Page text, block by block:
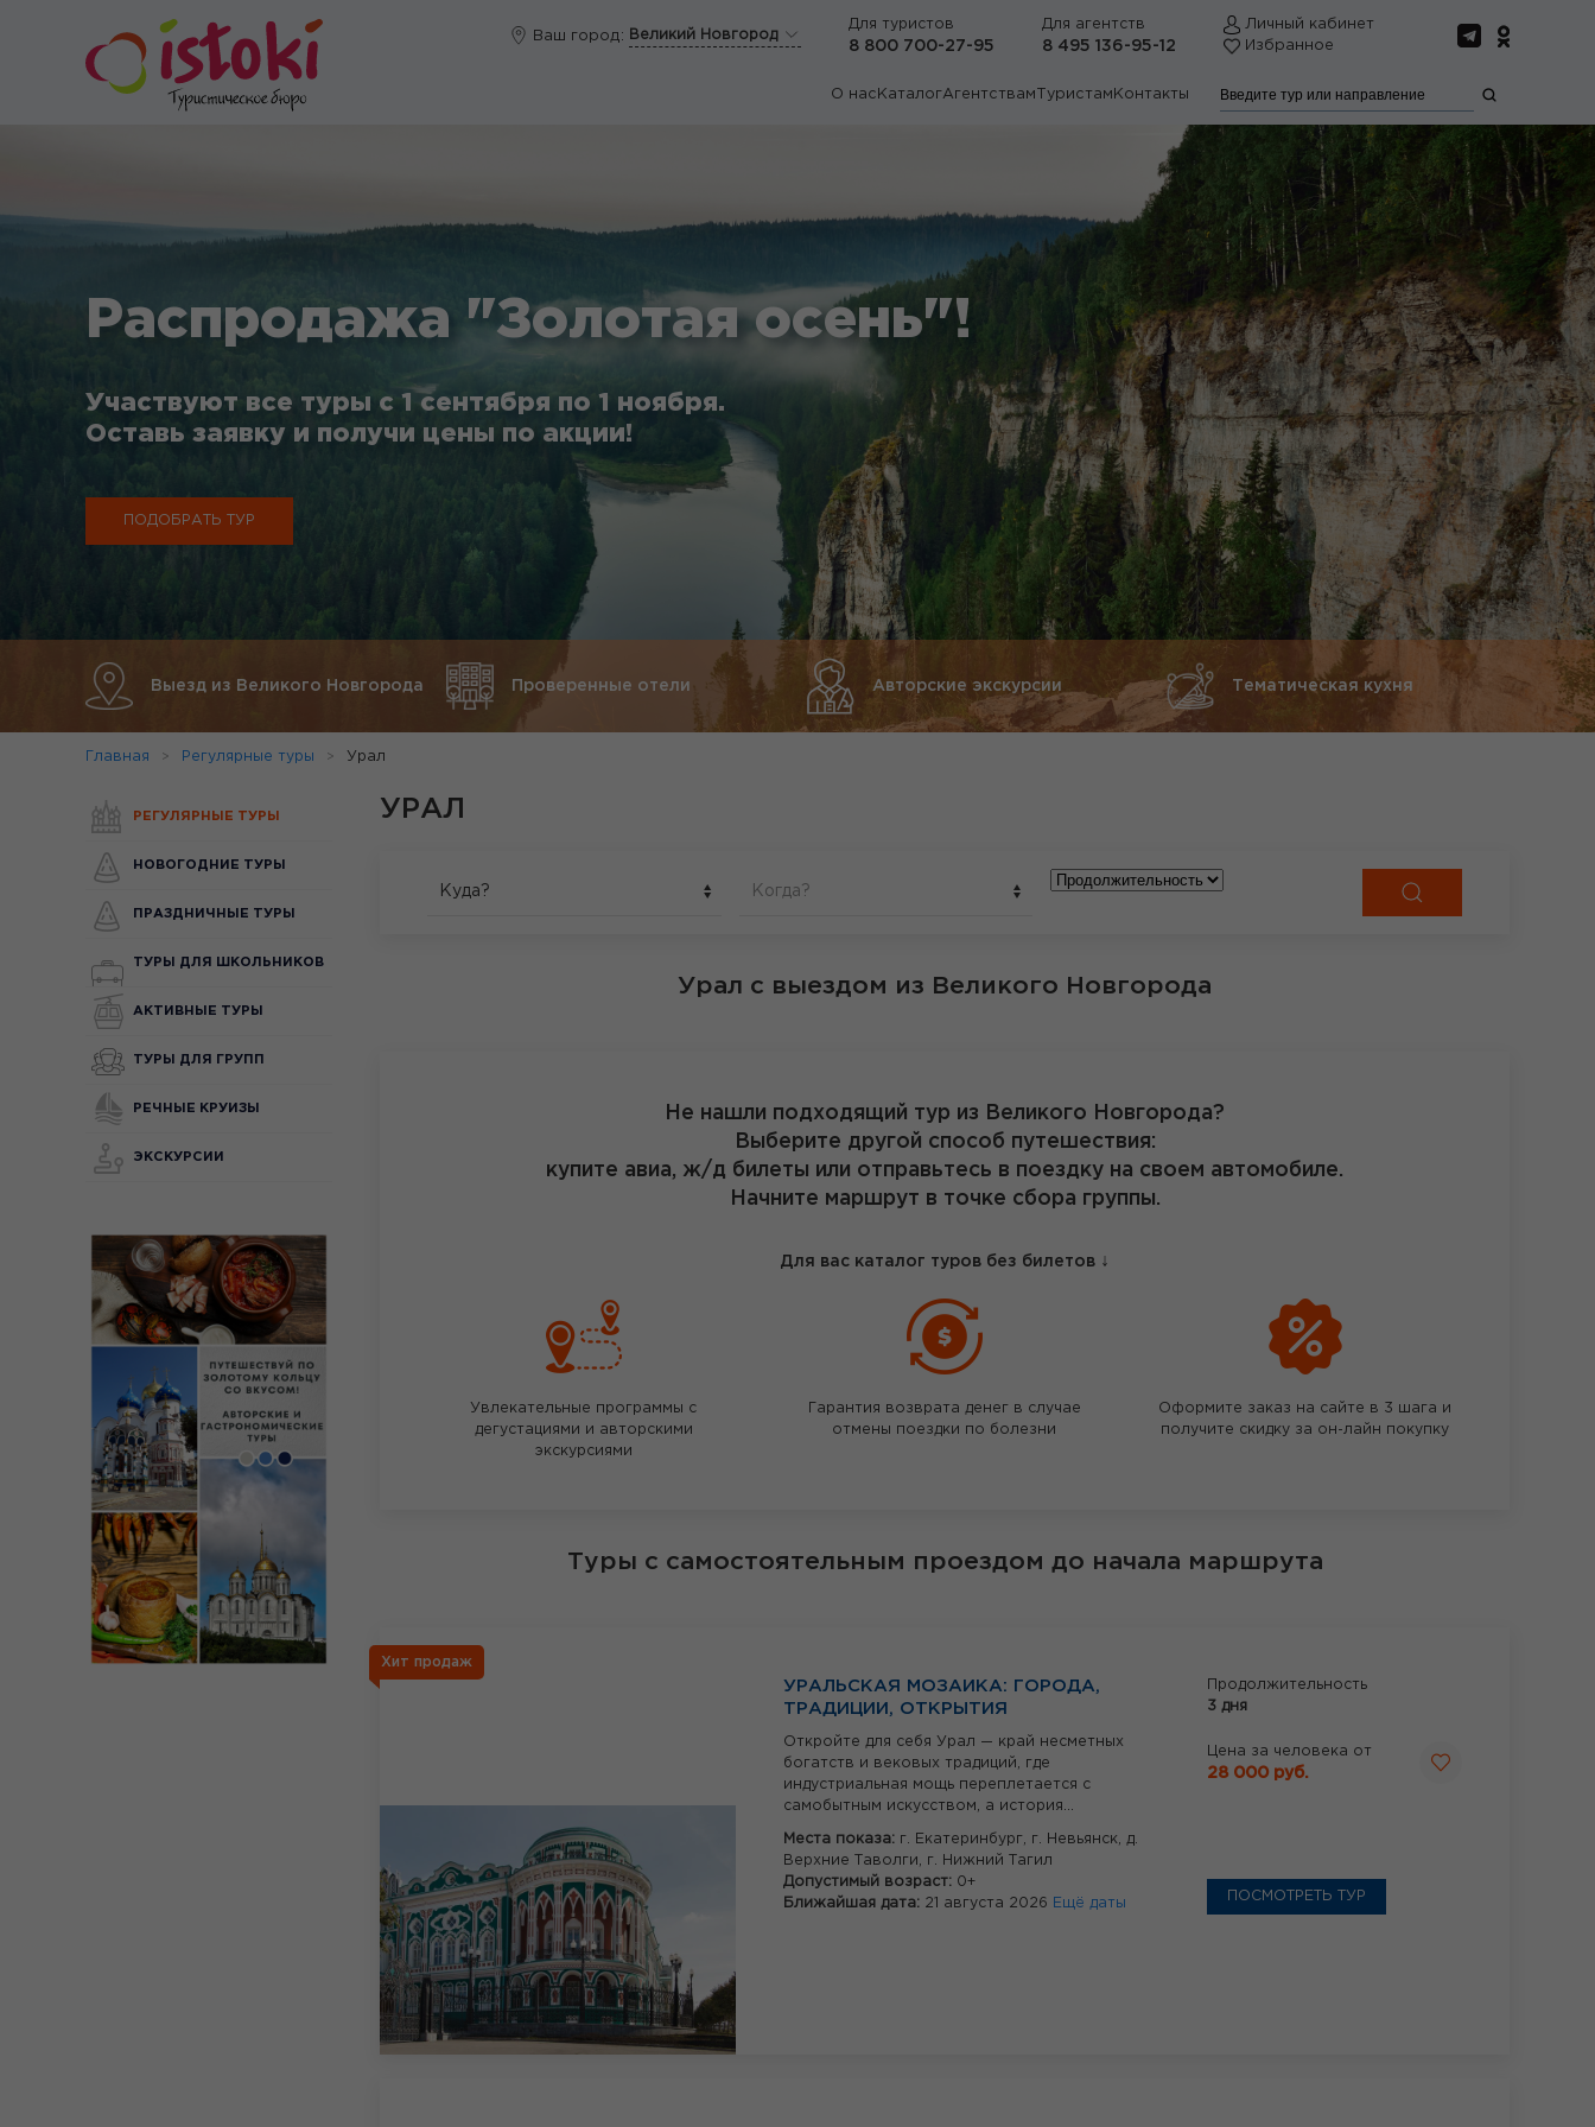
Ваш город: Великий Новгород
Для туристов
8 800 700-27-95
Для агентств
8 495 136-95-12
Личный кабинет
Избранное
О нас КаталогАгентствам Туристам Контакты
Распродажа "Золотая осень"!
Участвуют все туры с 1 сентября по 1 ноября.
Оставь заявку и получи цены по акции!
ПОДОБРАТЬ ТУР
Выезд из Великого Новгорода Проверенные отели Авторские экскурсии Тематическая кухня
Главная Регулярные туры Урал
УРАЛ
Куда? Когда?
Урал с выездом из Великого Новгорода
Не нашли подходящий тур из Великого Новгорода?
Выберите другой способ путешествия:
купите авиа, ж/д билеты или отправьтесь в поездку на своем автомобиле.
Начните маршрут в точке сбора группы.
Для вас каталог туров без билетов ↓
Увлекательные программы с
дегустациями и авторскими
экскурсиями
Гарантия возврата денег в случае
отмены поездки по болезни
Оформите заказ на сайте в 3 шага и
получите скидку за он-лайн покупку
Туры с самостоятельным проездом до начала маршрута
Хит продаж
УРАЛЬСКАЯ МОЗАИКА: ГОРОДА,
ТРАДИЦИИ, ОТКРЫТИЯ
Откройте для себя Урал — край несметных
богатств и вековых традиций, где
индустриальная мощь переплетается с
самобытным искусством, а история...
Места показа: г. Екатеринбург, г. Невьянск, д.
Верхние Таволги, г. Нижний Тагил
Допустимый возраст: 0+
Ближайшая дата: 21 августа 2026 Ещё даты
Продолжительность
3 дня
Цена за человека от
28 000 руб.
ПОСМОТРЕТЬ ТУР
РЕГУЛЯРНЫЕ ТУРЫ
НОВОГОДНИЕ ТУРЫ
ПРАЗДНИЧНЫЕ ТУРЫ
ТУРЫ ДЛЯ ШКОЛЬНИКОВ
АКТИВНЫЕ ТУРЫ
ТУРЫ ДЛЯ ГРУПП
РЕЧНЫЕ КРУИЗЫ
ЭКСКУРСИИ